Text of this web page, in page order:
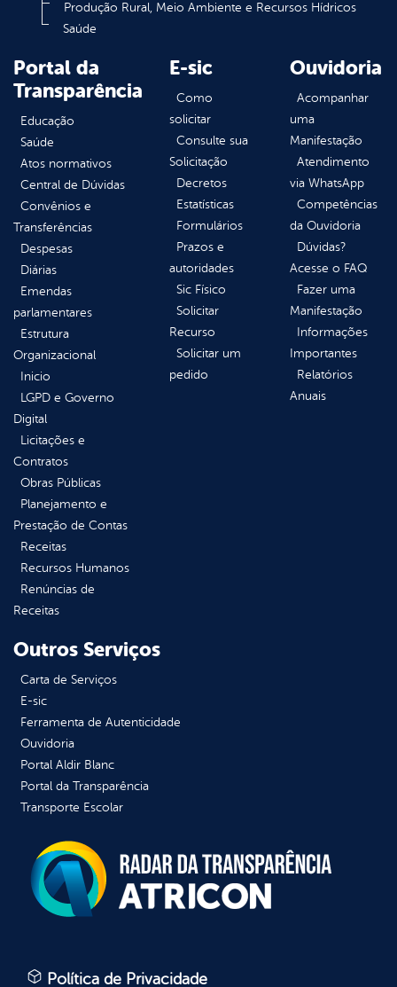
Produção Rural, Meio Ambiente e Recursos Hídricos
Saúde
Portal da
Transparência
Educação
Saúde
Atos normativos
Central de Dúvidas
Convênios e
Transferências
Despesas
Diárias
Emendas
parlamentares
Estrutura
Organizacional
Inicio
LGPD e Governo
Digital
Licitações e
Contratos
Obras Públicas
Planejamento e
Prestação de Contas
Receitas
Recursos Humanos
Renúncias de
Receitas
E-sic
Como
solicitar
Consulte sua
Solicitação
Decretos
Estatísticas
Formulários
Prazos e
autoridades
Sic Físico
Solicitar
Recurso
Solicitar um
pedido
Ouvidoria
Acompanhar
uma
Manifestação
Atendimento
via WhatsApp
Competências
da Ouvidoria
Dúvidas?
Acesse o FAQ
Fazer uma
Manifestação
Informações
Importantes
Relatórios
Anuais
Outros Serviços
Carta de Serviços
E-sic
Ferramenta de Autenticidade
Ouvidoria
Portal Aldir Blanc
Portal da Transparência
Transporte Escolar
Política de Privacidade